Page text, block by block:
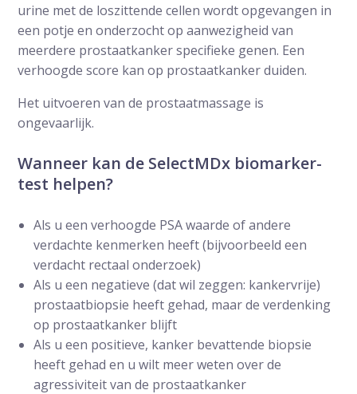
urine met de loszittende cellen wordt opgevangen in
een potje en onderzocht op aanwezigheid van
meerdere prostaatkanker specifieke genen. Een
verhoogde score kan op prostaatkanker duiden.
Het uitvoeren van de prostaatmassage is
ongevaarlijk.
Wanneer kan de SelectMDx biomarker-
test helpen?
Als u een verhoogde PSA waarde of andere
verdachte kenmerken heeft (bijvoorbeeld een
verdacht rectaal onderzoek)
Als u een negatieve (dat wil zeggen: kankervrije)
prostaatbiopsie heeft gehad, maar de verdenking
op prostaatkanker blijft
Als u een positieve, kanker bevattende biopsie
heeft gehad en u wilt meer weten over de
agressiviteit van de prostaatkanker